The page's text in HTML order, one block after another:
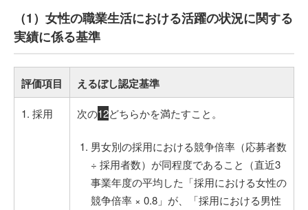
（1）女性の職業生活における活躍の状況に関する
実績に係る基準
評価項目 えるぼし認定基準
1. 採用 次の12どちらかを満たすこと。
男女別の採用における競争倍率（応募者数
÷ 採用者数）が同程度であること（直近3
事業年度の平均した「採用における女性の
競争倍率 × 0.8」が、「採用における男性